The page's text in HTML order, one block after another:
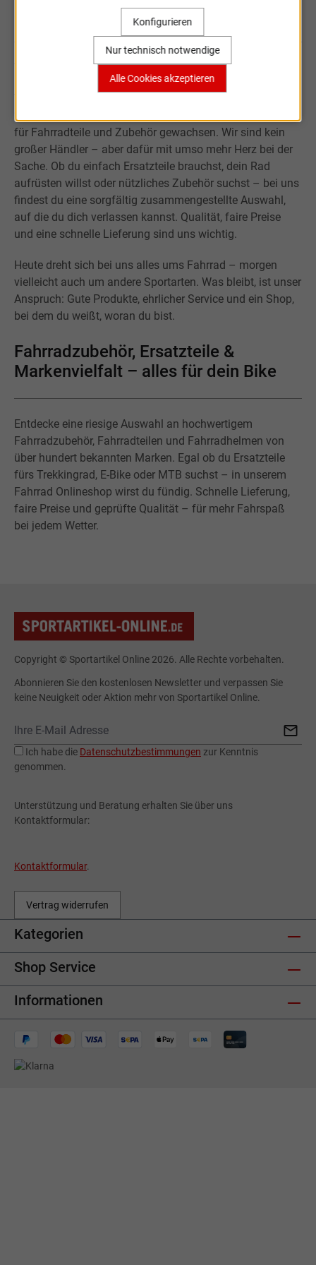
Sportartikel Online
Willkommen bei Sportartikel Online.
20 Jahre zu einem kleinen, aber verlässlichen Onlineshop
für Fahrradteile und Zubehör gewachsen. Wir sind kein
großer Händler – aber dafür mit umso mehr Herz bei der
Sache. Ob du einfach Ersatzteile brauchst, dein Rad
aufrüsten willst oder nützliches Zubehör suchst – bei uns
findest du eine sorgfältig zusammengestellte Auswahl,
auf die du dich verlassen kannst. Qualität, faire Preise
und eine schnelle Lieferung sind uns wichtig.
Heute dreht sich bei uns alles ums Fahrrad – morgen
vielleicht auch um andere Sportarten. Was bleibt, ist unser
Anspruch: Gute Produkte, ehrlicher Service und ein Shop,
bei dem du weißt, woran du bist.
Fahrradzubehör, Ersatzteile &
Markenvielfalt – alles für dein Bike
Entdecke eine riesige Auswahl an hochwertigem
Fahrradzubehör, Fahrradteilen und Fahrradhelmen von
über hundert bekannten Marken. Egal ob du Ersatzteile
fürs Trekkingrad, E-Bike oder MTB suchst – in unserem
Fahrrad Onlineshop wirst du fündig. Schnelle Lieferung,
faire Preise und geprüfte Qualität – für mehr Fahrspaß
bei jedem Wetter.
Copyright © Sportartikel Online 2026. Alle Rechte vorbehalten.
Abonnieren Sie den kostenlosen Newsletter und verpassen Sie
keine Neuigkeit oder Aktion mehr von Sportartikel Online.
Ich habe die Datenschutzbestimmungen zur Kenntnis
genommen.
Unterstützung und Beratung erhalten Sie über uns
Kontaktformular:
Kontaktformular.
Vertrag widerrufen
Kategorien
Shop Service
Informationen
Nur technisch notwendige
Konfigurieren
Alle Cookies akzeptieren